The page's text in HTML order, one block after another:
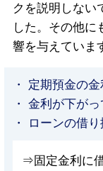
クを説明しない
した。その他に
響を与えていま
・ 定期預金の
・ 金利が下が
・ ローンの借
⇒固定金利に